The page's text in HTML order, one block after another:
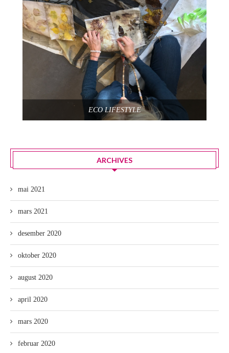
ECO LIFESTYLE
ARCHIVES
mai 2021
mars 2021
desember 2020
oktober 2020
august 2020
april 2020
mars 2020
februar 2020